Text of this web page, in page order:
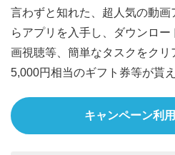
言わずと知れた、超人気の動画
らアプリを入手し、ダウンロ
画視聴等、簡単なタスクをクリ
5,000円相当のギフト券等が貰
キャンペーン利